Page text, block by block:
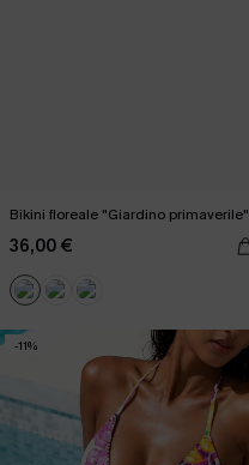
Bikini floreale "Giardino primaverile"
36,00 €
-11%